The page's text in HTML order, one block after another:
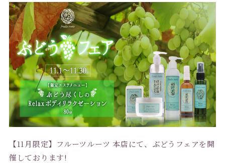
【11月限定】フルーツルーツ 本店にて、ぶどうフェアを開
催しております!